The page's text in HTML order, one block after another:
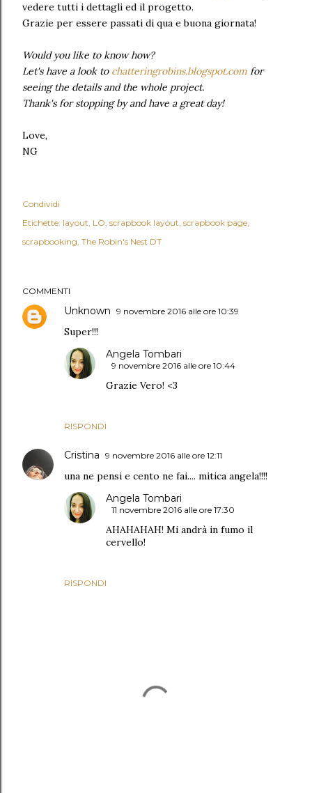
vedere tutti i dettagli ed il progetto.
Grazie per essere passati di qua e buona giornata!
Would you like to know how?
Let's have a look to chatteringrobins.blogspot.com for
seeing the details and the whole project.
Thank's for stopping by and have a great day!
Love,
NG
Condividi
Etichette: layout LO scrapbook layout scrapbook page
scrapbooking The Robin's Nest DT
COMMENTI
Unknown 9 novembre 2016 alle ore 10:39
Super!!!
RISPONDI
Angela Tombari
9 novembre 2016 alle ore 10:44
Grazie Vero! <3
Cristina 9 novembre 2016 alle ore 12:11
una ne pensi e cento ne fai.... mitica angela!!!!
RISPONDI
Angela Tombari
11 novembre 2016 alle ore 17:30
AHAHAHAH! Mi andrà in fumo il
cervello!